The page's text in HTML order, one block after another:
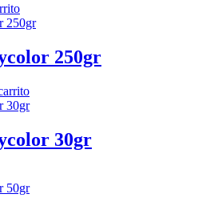
250gr
30gr